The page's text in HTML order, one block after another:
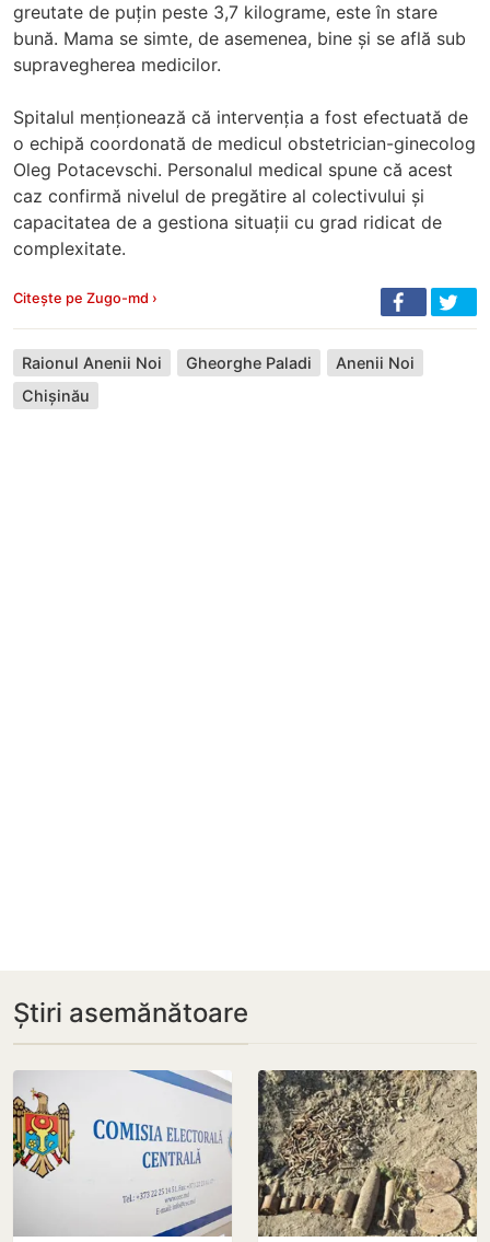
greutate de puțin peste 3,7 kilograme, este în stare
bună. Mama se simte, de asemenea, bine și se află sub
supravegherea medicilor.
Spitalul menționează că intervenția a fost efectuată de
o echipă coordonată de medicul obstetrician-ginecolog
Oleg Potacevschi. Personalul medical spune că acest
caz confirmă nivelul de pregătire al colectivului și
capacitatea de a gestiona situații cu grad ridicat de
complexitate.
Citește pe Zugo-md ›
Raionul Anenii Noi Gheorghe Paladi
Anenii Noi
Chișinău
Știri asemănătoare